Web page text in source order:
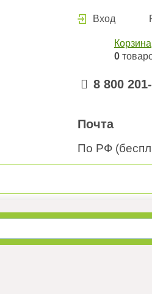
Вход
Корзина
0
8 800
Почта
По РФ